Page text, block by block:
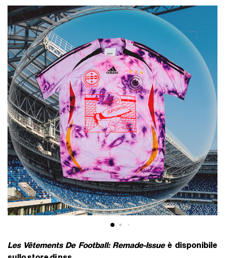
Les Vêtements De Football: Remade-Issue è disponibile